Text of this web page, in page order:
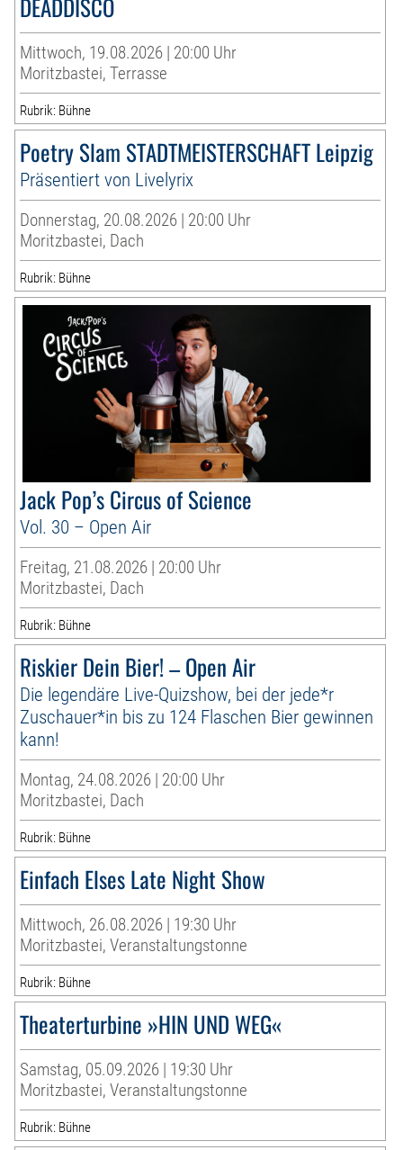
Mittwoch, 19.08.2026 | 20:00 Uhr
Moritzbastei, Terrasse
Rubrik: Bühne
Poetry Slam STADTMEISTERSCHAFT Leipzig
Präsentiert von Livelyrix
Donnerstag, 20.08.2026 | 20:00 Uhr
Moritzbastei, Dach
Rubrik: Bühne
Jack Pop’s Circus of Science
Vol. 30 – Open Air
Freitag, 21.08.2026 | 20:00 Uhr
Moritzbastei, Dach
Rubrik: Bühne
Riskier Dein Bier! – Open Air
Die legendäre Live-Quizshow, bei der jede*r
Zuschauer*in bis zu 124 Flaschen Bier gewinnen
kann!
Montag, 24.08.2026 | 20:00 Uhr
Moritzbastei, Dach
Rubrik: Bühne
Einfach Elses Late Night Show
Mittwoch, 26.08.2026 | 19:30 Uhr
Moritzbastei, Veranstaltungstonne
Rubrik: Bühne
Theaterturbine »HIN UND WEG«
Samstag, 05.09.2026 | 19:30 Uhr
Moritzbastei, Veranstaltungstonne
Rubrik: Bühne